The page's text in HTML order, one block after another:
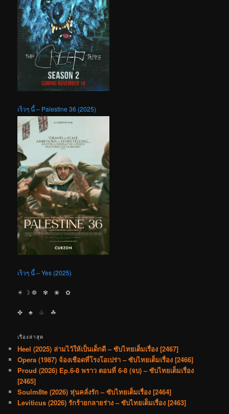
เร็วๆ นี้ – Palestine 36 (2025)
เร็วๆ นี้ – Yes (2025)
☀︎ ☽ ❁ ✾ ❀ ✿
✤ ♣︎ ♧ ☘︎
เรื่องล่าสุด
Heel (2025) ล่ามไว้ให้เป็นเด็กดี – ซับไทยเต็มเรื่อง [2467]
Opera (1987) จ้องเชือดที่โรงโอเปร่า – ซับไทยเต็มเรื่อง [2466]
Proud (2026) Ep.6-8 พราว ตอนที่ 6-8 (จบ) – ซับไทยเต็มเรื่อง
[2465]
Soulm8te (2026) หุ่นคลั่งรัก – ซับไทยเต็มเรื่อง [2464]
Leviticus (2026) รักร้ายกลายร่าง – ซับไทยเต็มเรื่อง [2463]